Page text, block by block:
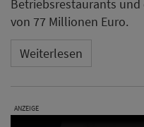
Betriebsrestaurants
von 77 Millionen Euro.
Weiterlesen
ANZEIGE